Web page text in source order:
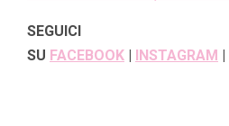
SEGUICI
SU FACEBOOK | INSTAGRAM |